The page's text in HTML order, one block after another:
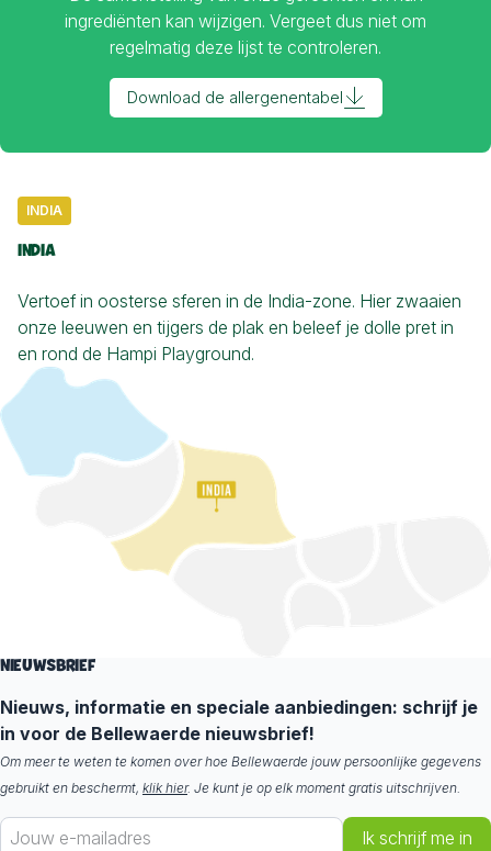
ingrediënten kan wijzigen. Vergeet dus niet om
regelmatig deze lijst te controleren.
Download de allergenentabel
INDIA
INDIA
Vertoef in oosterse sferen in de India-zone. Hier zwaaien
onze leeuwen en tijgers de plak en beleef je dolle pret in
en rond de Hampi Playground.
NIEUWSBRIEF
Nieuws, informatie en speciale aanbiedingen: schrijf je
in voor de Bellewaerde nieuwsbrief!
Om meer te weten te komen over hoe Bellewaerde jouw persoonlijke gegevens
gebruikt en beschermt, klik hier. Je kunt je op elk moment gratis uitschrijven.
Ik schrijf me in